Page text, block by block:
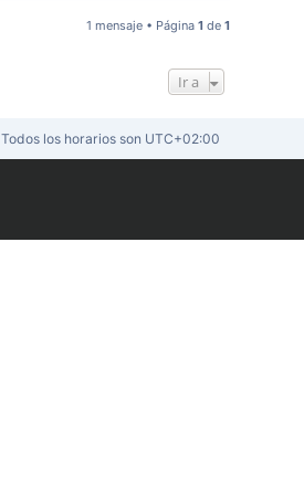
r
i
1 mensaje • Página 1 de 1
Ir a
Todos los horarios son UTC+02:00